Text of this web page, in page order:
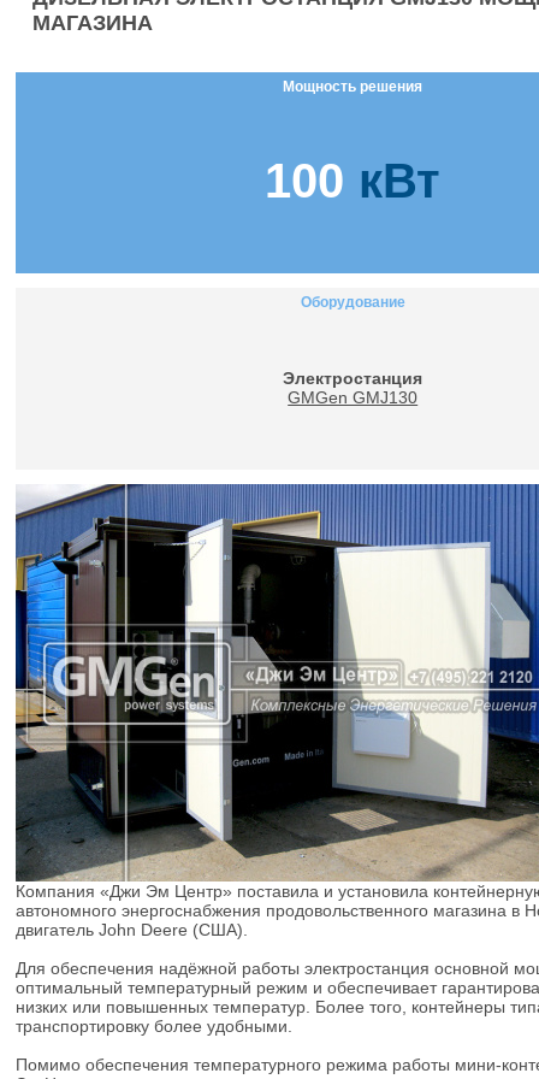
МАГАЗИНА
Мощность решения
100 кВт
Оборудование
Электростанция
GMGen GMJ130
Компания «Джи Эм Центр» поставила и установила
автономного энергоснабжения продовольственного магазина
двигатель John Deere (США).
Для обеспечения надёжной работы электростанция основной
оптимальный температурный режим и обеспечивает
низких или повышенных температур. Более того, контейнеры
транспортировку более удобными.
Помимо обеспечения температурного режима работы мини-